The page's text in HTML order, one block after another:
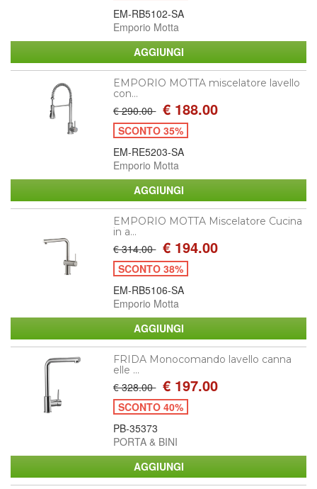
EM-RB5102-SA
Emporio Motta
EMPORIO MOTTA miscelatore lavello
con...
€ 290.00 € 188.00
SCONTO 35%
EM-RE5203-SA
Emporio Motta
EMPORIO MOTTA Miscelatore Cucina
in a...
€ 314.00 € 194.00
SCONTO 38%
EM-RB5106-SA
Emporio Motta
FRIDA Monocomando lavello canna
elle ...
€ 328.00 € 197.00
SCONTO 40%
PB-35373
PORTA & BINI